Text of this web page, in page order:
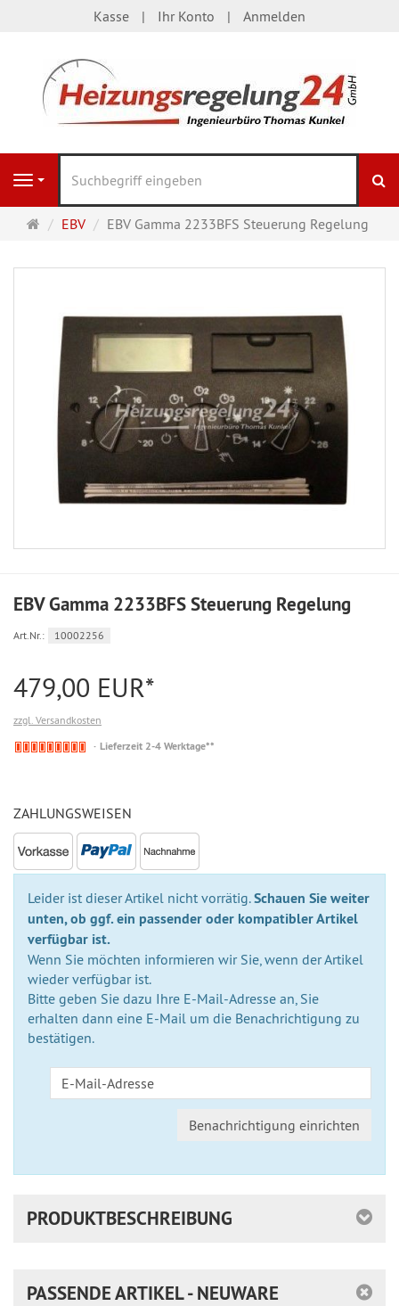
Kasse Ihr Konto Anmelden
Navigation
Startseite
EBV EBV Gamma 2233BFS Steuerung Regelung
EBV Gamma 2233BFS Steuerung Regelung
Art.Nr.: 10002256
479,00 EUR*
zzgl. Versandkosten
Nicht
Lieferzeit 2-4 Werktage**
ZAHLUNGSWEISEN
Leider ist dieser Artikel nicht vorrätig.Schauen Sie weiter
unten, ob ggf. ein passender oder kompatibler Artikel
verfügbar ist.
Wenn Sie möchten informieren wir Sie, wenn der Artikel
wieder verfügbar ist.
Bitte geben Sie dazu Ihre E-Mail-Adresse an, Sie
erhalten dann eine E-Mail um die Benachrichtigung zu
bestätigen.
Benachrichtigung einrichten
PRODUKTBESCHREIBUNG
PASSENDE ARTIKEL - NEUWARE